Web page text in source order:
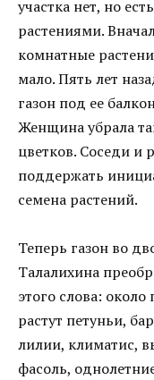
участка нет, но
растениями.
комнатные
мало. Пять лет
газон под ее
Женщина убрала
цветков. Соседи и
поддержать
семена растений.
Теперь газон во
Талалихина
этого слова:
растут петуньи,
лилии, климатис,
фасоль,